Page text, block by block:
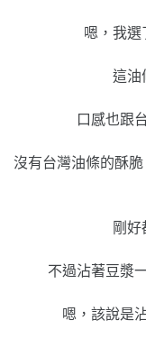
嗯，我選
這油
口感也跟
沒有台灣油條的酥
剛好
不過沾著豆漿
嗯，該說是